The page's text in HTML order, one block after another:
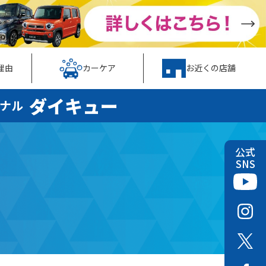
由 カーケア お近くの店舗
公式
SNS
ル ダイキュー